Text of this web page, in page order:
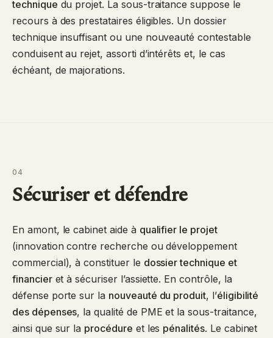
technique du projet. La sous-traitance suppose le
recours à des prestataires éligibles. Un dossier
technique insuffisant ou une nouveauté contestable
conduisent au rejet, assorti d’intérêts et, le cas
échéant, de majorations.
04
Sécuriser et défendre
En amont, le cabinet aide à qualifier le projet
(innovation contre recherche ou développement
commercial), à constituer le dossier technique et
financieret à sécuriser l’assiette. En contrôle, la
défense porte sur la nouveauté du produit, l’éligibilité
des dépenses, la qualité de PME et la sous-traitance,
ainsi que sur la procédure et les pénalités. Le cabinet